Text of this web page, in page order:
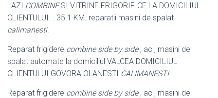
LAZI COMBINESI VITRINE FRIGORIFICE LA DOMICILIUL
CLIENTULUI. . 35.1 KM. reparatii masini de spalat
calimanesti.
Reparat frigidere combine side by side, ac , masini de
spalat automate la domiciliul VALCEA DOMICILIUL
CLIENTULUI GOVORA OLANESTI CALIMANESTI.
Reparat frigidere combine side by side, ac , masini de